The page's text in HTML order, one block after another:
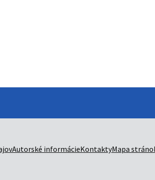
Autorské informácieKontaktyMapa